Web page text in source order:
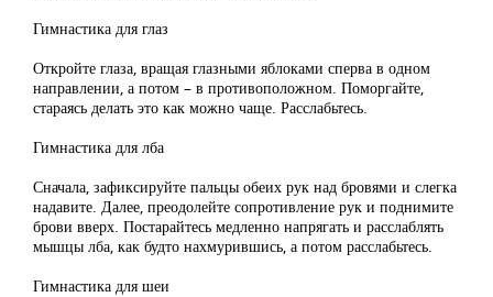
Гимнастика для глаз
Откройте глаза, вращая глазными яблоками сперва в одном
направлении, а потом – в противоположном. Поморгайте,
стараясь делать это как можно чаще. Расслабьтесь.
Гимнастика для лба
Сначала, зафиксируйте пальцы обеих рук над бровями и слегка
надавите. Далее, преодолейте сопротивление рук и поднимите
брови вверх. Постарайтесь медленно напрягать и расслаблять
мышцы лба, как будто нахмурившись, а потом расслабьтесь.
Гимнастика для шеи